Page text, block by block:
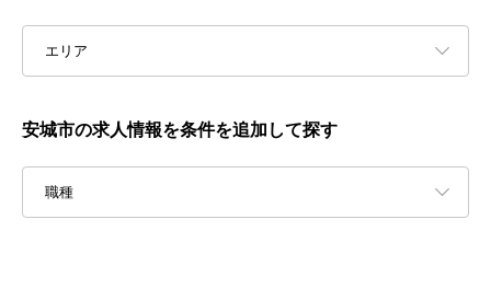
エリア
安城市の求人情報を条件を追加して探す
職種